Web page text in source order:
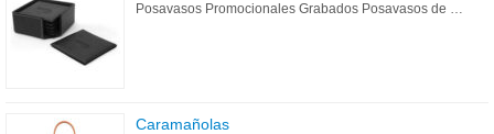
Posavasos Promocionales Grabados Posavasos de …
Caramañolas